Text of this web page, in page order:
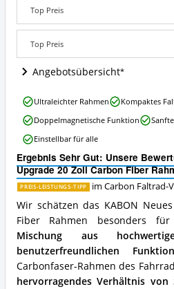
Carbon
Fiber
Rahmen
Angebote:
Wo
dieses
Carbon
Faltrad
erhältlich?
Top Preis
Top Preis
Angebotsübersicht
Ergebnis Sehr Gut: Unsere
Upgrade 20 Zoll Carbon Fiber
PREIS-LEISTUNGS-TIPP im Carbon Faltrad-
Wir schätzen das KABON
Fiber Rahmen besonders
Mischung aus
benutzerfreundlichen
Carbonfaser-Rahmen des
hervorragendes Verhältnis
KABON
Neues
Upgrade
20
Zoll
Carbon
Fiber
Rahmen
Vorteile:
Was
spricht
für
dieses
Carbon
Faltrad?
Ultraleichter Rahmen
Kompaktes
Doppelmagnetische Funktion
Einstellbar für alle